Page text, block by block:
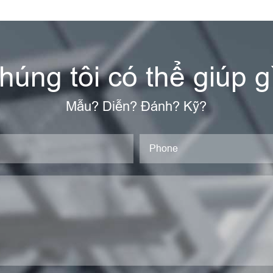
tôi có thể giúp
Mẫu? Diễn? Đánh? Kỹ?